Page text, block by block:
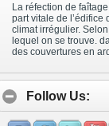
La réfection de
part vitale de l’édifice
climat irrégulier.
lequel on se trouve.
des couvertures en
Follow Us: